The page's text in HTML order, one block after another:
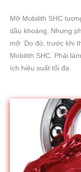
Mỡ Mobilith SHC
dầu khoáng. Nhưng
mỡ. Do đó, trước khi
Mobilith SHC. Phải
ích hiệu suất tối đa.